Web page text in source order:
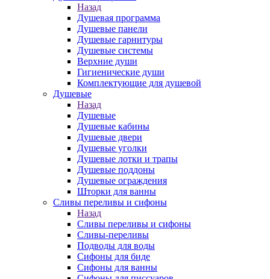
Назад
Душевая программа
Душевые панели
Душевые гарнитуры
Душевые системы
Верхние души
Гигиенические души
Комплектующие для душевой
Душевые
Назад
Душевые
Душевые кабины
Душевые двери
Душевые уголки
Душевые лотки и трапы
Душевые поддоны
Душевые ограждения
Шторки для ванны
Сливы переливы и сифоны
Назад
Сливы переливы и сифоны
Сливы-переливы
Подводы для воды
Сифоны для биде
Сифоны для ванны